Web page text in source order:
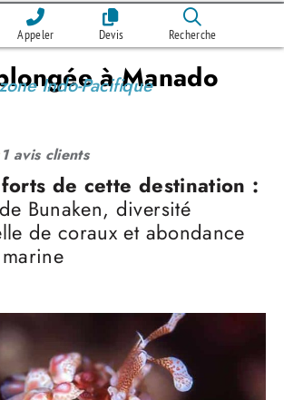
Appeler Devis Recherche
à Manado
Indo-Pacifique
1 avis clients
de cette destination :
Bunaken, diversité
de coraux et abondance